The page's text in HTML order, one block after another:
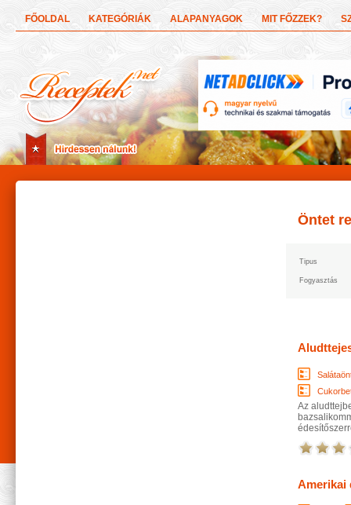
FŐOLDAL KATEGÓRIÁK ALAPANYAGOK MIT FŐZZEK?
Öntet
Tipus
Fogyasztás
Az
Amerikai